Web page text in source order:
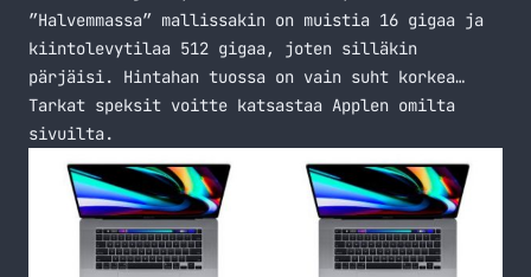
”Halvemmassa” mallissakin on muistia 16 gigaa ja
kiintolevytilaa 512 gigaa, joten silläkin
pärjäisi. Hintahan tuossa on vain suht korkea…
Tarkat speksit voitte katsastaa Applen omilta
sivuilta.